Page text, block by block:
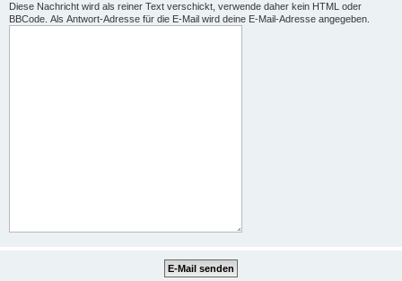
Diese Nachricht wird als reiner Text verschickt, verwende daher kein HTML oder
BBCode. Als Antwort-Adresse für die E-Mail wird deine E-Mail-Adresse angegeben.